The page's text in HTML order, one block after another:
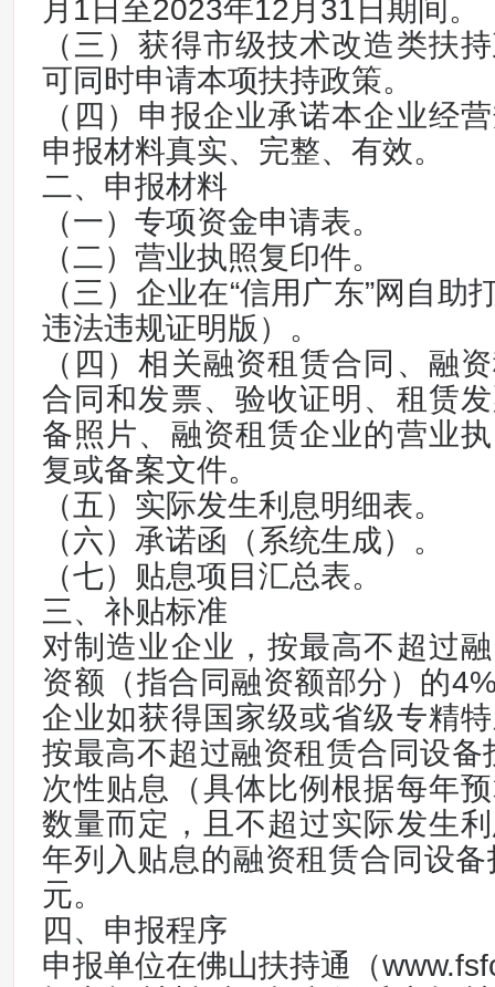
月1日至2023年12月31日期间。
（三）获得市级技术改造类扶
可同时申请本项扶持政策。
（四）申报企业承诺本企业经
申报材料真实、完整、有效。
二、申报材料
（一）专项资金申请表。
（二）营业执照复印件。
（三）企业在“信用广东”网自助
违法违规证明版）。
（四）相关融资租赁合同、融
合同和发票、验收证明、租赁
备照片、融资租赁企业的营业
复或备案文件。
（五）实际发生利息明细表。
（六）承诺函（系统生成）。
（七）贴息项目汇总表。
三、补贴标准
对制造业企业，按最高不超过
资额（指合同融资额部分）的
企业如获得国家级或省级专精
按最高不超过融资租赁合同设
次性贴息（具体比例根据每年
数量而定，且不超过实际发生
年列入贴息的融资租赁合同设
元。
四、申报程序
申报单位在佛山扶持通（